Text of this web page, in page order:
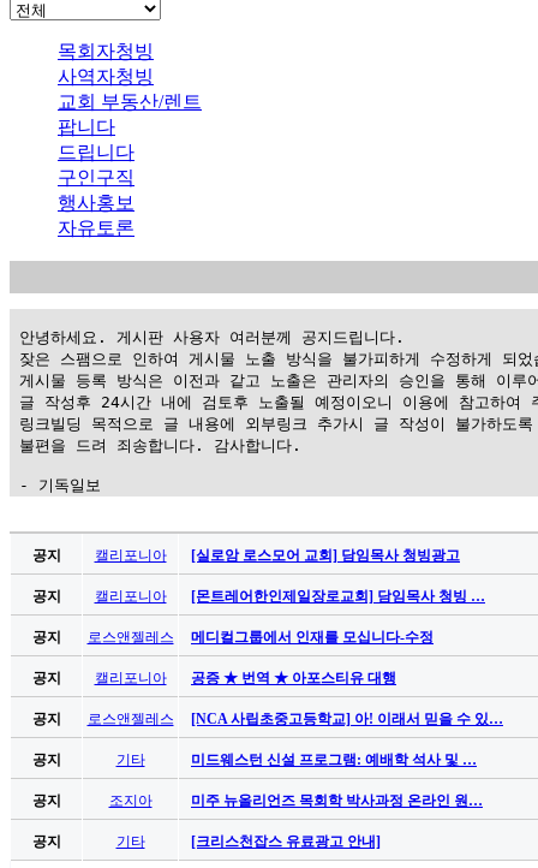
목회자청빙
사역자청빙
교회 부동산/렌트
팝니다
드립니다
구인구직
행사홍보
자유토론
안녕하세요. 게시판 사용자 여러분께 공지드립니다.
잦은 스팸으로 인하여 게시물 노출 방식을 불가피하게 수정하게 되었
게시물 등록 방식은 이전과 같고 노출은 관리자의 승인을 통해 이루
글 작성후 24시간 내에 검토후 노출될 예정이오니 이용에 참고하여
링크빌딩 목적으로 글 내용에 외부링크 추가시 글 작성이 불가하도
불편을 드려 죄송합니다. 감사합니다.
- 기독일보
만
꼴
밍
넷
공지 캘리포니아 [실로암 로스모어 교회] 담임목사 청빙광고
공지 캘리포니아 [몬트레어한인제일장로교회] 담임목사 청빙 …
공지 로스앤젤레스 메디컬그룹에서 인재를 모십니다-수정
공지 캘리포니아 공증 ★ 번역 ★ 아포스티유 대행
공지 로스앤젤레스 [NCA 사립초중고등학교] 아! 이래서 믿을 수 있…
공지 기타 미드웨스턴 신설 프로그램: 예배학 석사 및 …
공지 조지아 미주 뉴올리언즈 목회학 박사과정 온라인 원…
공지 기타 [크리스천잡스 유료광고 안내]